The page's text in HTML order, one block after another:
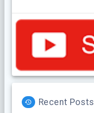
Recent Posts